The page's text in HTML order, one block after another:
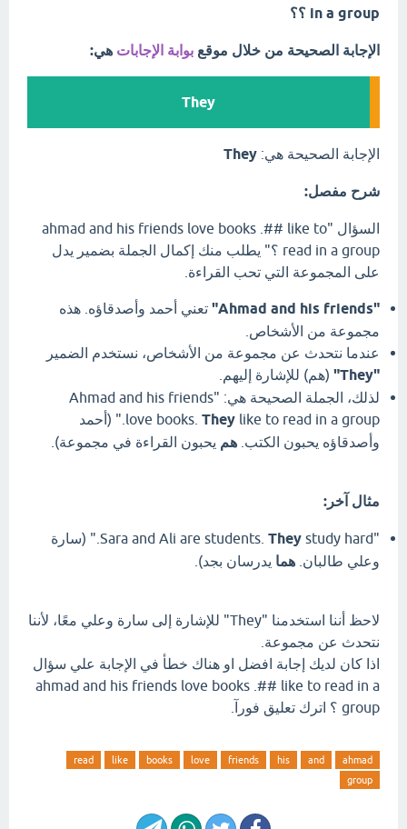
in a group ؟؟
الإجابة الصحيحة من خلال موقع بوابة الإجابات هي:
They
الإجابة الصحيحة هي: They
شرح مفصل:
السؤال "ahmad and his friends love books .## like to
read in a group ؟" يطلب منك إكمال الجملة بضمير يدل
على المجموعة التي تحب القراءة.
"Ahmad and his friends"
تعني أحمد وأصدقاؤه. هذه
مجموعة من الأشخاص.
عندما نتحدث عن مجموعة من الأشخاص، نستخدم الضمير
"They"
(هم) للإشارة إليهم.
لذلك، الجملة الصحيحة هي: "Ahmad and his friends
love books. They
like to read in a group." (أحمد
وأصدقاؤه يحبون الكتب. هم يحبون القراءة في مجموعة).
مثال آخر:
"Sara and Ali are students.
They
study hard." (سارة
وعلي طالبان. هما يدرسان بجد).
لاحظ أننا استخدمنا "They" للإشارة إلى سارة وعلي معًا، لأننا
نتحدث عن مجموعة.
اذا كان لديك إجابة افضل او هناك خطأ في الإجابة علي سؤال
ahmad and his friends love books .## like to read in a
group ؟ اترك تعليق فورآ.
ahmad
and
his
friends
love
books
like
read
group